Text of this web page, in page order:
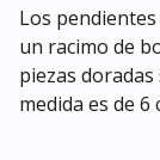
Los
un racimo de
piezas
medida es de 6